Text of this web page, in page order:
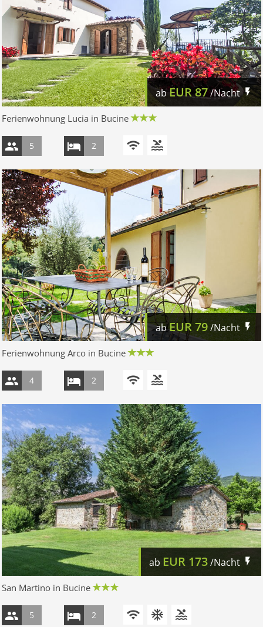
abEUR87/Nacht
Ferienwohnung Lucia in Bucine
5 2
abEUR79/Nacht
Ferienwohnung Arco in Bucine
4 2
ab EUR 173/Nacht
San Martino in Bucine
5 2